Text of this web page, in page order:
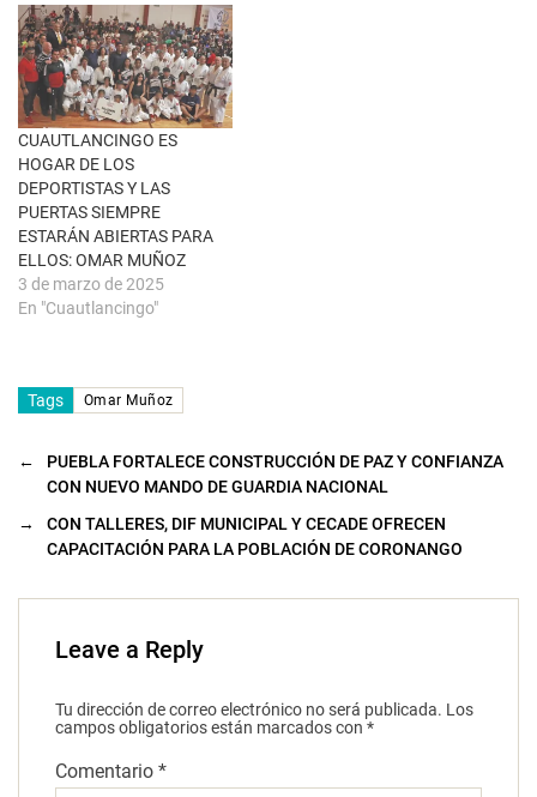
) u
n
a
v
e
n
t
a
n
a
n
u
e
v
a
)
CUAUTLANCINGO ES
HOGAR DE LOS
DEPORTISTAS Y LAS
PUERTAS SIEMPRE
ESTARÁN ABIERTAS PARA
ELLOS: OMAR MUÑOZ
3 de marzo de 2025
En "Cuautlancingo"
Tags Omar Muñoz
←
PUEBLA FORTALECE CONSTRUCCIÓN DE PAZ Y CONFIANZA
CON NUEVO MANDO DE GUARDIA NACIONAL
→
CON TALLERES, DIF MUNICIPAL Y CECADE OFRECEN
CAPACITACIÓN PARA LA POBLACIÓN DE CORONANGO
Leave a Reply
Tu dirección de correo electrónico no será publicada. Los
campos obligatorios están marcados con *
Comentario *